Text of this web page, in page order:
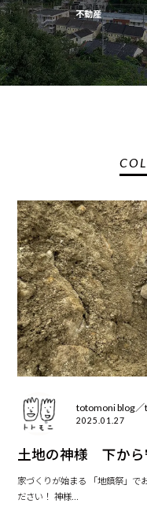
不動産
totomoni blog
2025.01.27
土地の神様 下から
家づくりが始まる 「地鎮祭」で
ださい！ 神様...